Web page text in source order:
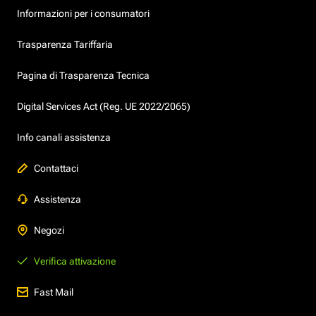
Informazioni per i consumatori
Trasparenza Tariffaria
Pagina di Trasparenza Tecnica
Digital Services Act (Reg. UE 2022/2065)
Info canali assistenza
Contattaci
Assistenza
Negozi
Verifica attivazione
Fast Mail